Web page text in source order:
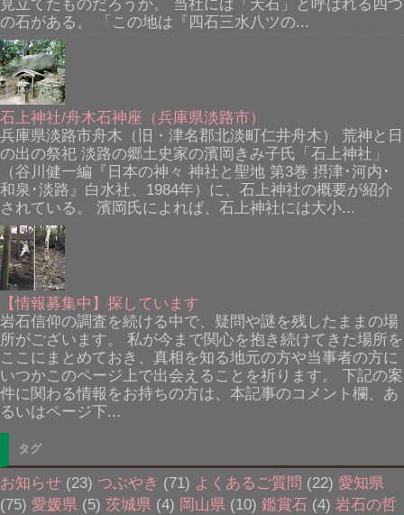
見立てたものだろうか。 当社には「天石」と呼ばれる四つ
の石がある。 「この地は『四石三水八ツの...
石上神社/舟木石神座（兵庫県淡路市）
兵庫県淡路市舟木（旧・津名郡北淡町仁井舟木） 荒神と日
の出の祭祀 淡路の郷土史家の濱岡きみ子氏「石上神社」
（谷川健一編『日本の神々 神社と聖地 第3巻 摂津･河内･
和泉･淡路』白水社、1984年）に、石上神社の概要が紹介
されている。 濱岡氏によれば、石上神社には大小...
【情報募集中】探しています
岩石信仰の調査を続ける中で、疑問や謎を残したままの場
所がございます。 私が今まで関心を抱き続けてきた場所を
ここにまとめておき、真相を知る地元の方や当事者の方に
いつかこのページ上で出会えることを祈ります。 下記の案
件に関わる情報をお持ちの方は、本記事のコメント欄、あ
るいはページ下...
タグ
お知らせ (23) つぶやき (71) よくあるご質問 (22) 愛知県
(75) 愛媛県 (5) 茨城県 (4) 岡山県 (10) 鑑賞石 (4) 岩石の哲